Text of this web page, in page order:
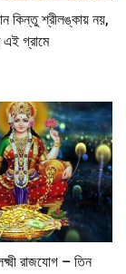
কিন্তু শ্রীলঙ্কায় নয়,
এই গ্রামে
রাজযোগ – তিন